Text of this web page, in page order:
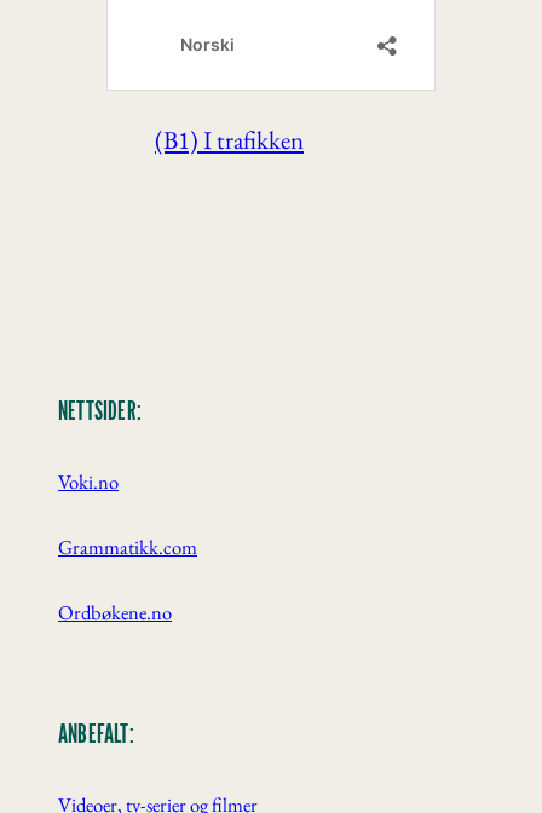
(B1) I trafikken
NETTSIDER:
Voki.no
Grammatikk.com
Ordbøkene.no
ANBEFALT:
Videoer, tv-serier og filmer